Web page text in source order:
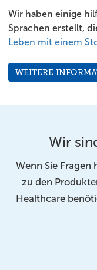
Wir haben einige
Sprachen erstellt,
Leben mit einem
WEITERE
Wir
Wenn Sie
zu den
Healthcare